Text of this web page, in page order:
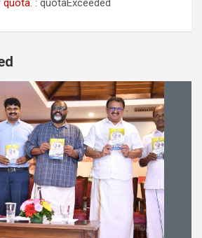
quota. : quotaExceeded